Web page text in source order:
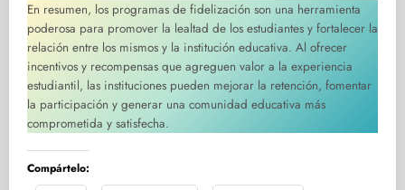
En resumen, los programas de fidelización son una herramienta
poderosa para promover la lealtad de los estudiantes y fortalecer la
relación entre los mismos y la institución educativa. Al ofrecer
incentivos y recompensas que agreguen valor a la experiencia
estudiantil, las instituciones pueden mejorar la retención, fomentar
la participación y generar una comunidad educativa más
comprometida y satisfecha.
Compártelo: